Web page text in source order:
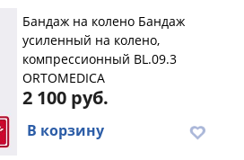
Бандаж на колено Бандаж
усиленный на колено,
компрессионный BL.09.3
ORTOMEDICA
2 100 руб.
В корзину